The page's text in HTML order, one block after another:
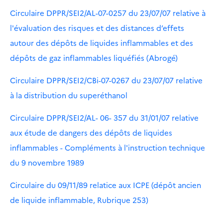
Circulaire DPPR/SEI2/AL-07-0257 du 23/07/07 relative à
l'évaluation des risques et des distances d’effets
autour des dépôts de liquides inflammables et des
dépôts de gaz inflammables liquéfiés (Abrogé)
Circulaire DPPR/SEI2/CBi-07-0267 du 23/07/07 relative
à la distribution du superéthanol
Circulaire DPPR/SEI2/AL- 06- 357 du 31/01/07 relative
aux étude de dangers des dépôts de liquides
inflammables - Compléments à l'instruction technique
du 9 novembre 1989
Circulaire du 09/11/89 relatice aux ICPE (dépôt ancien
de liquide inflammable, Rubrique 253)